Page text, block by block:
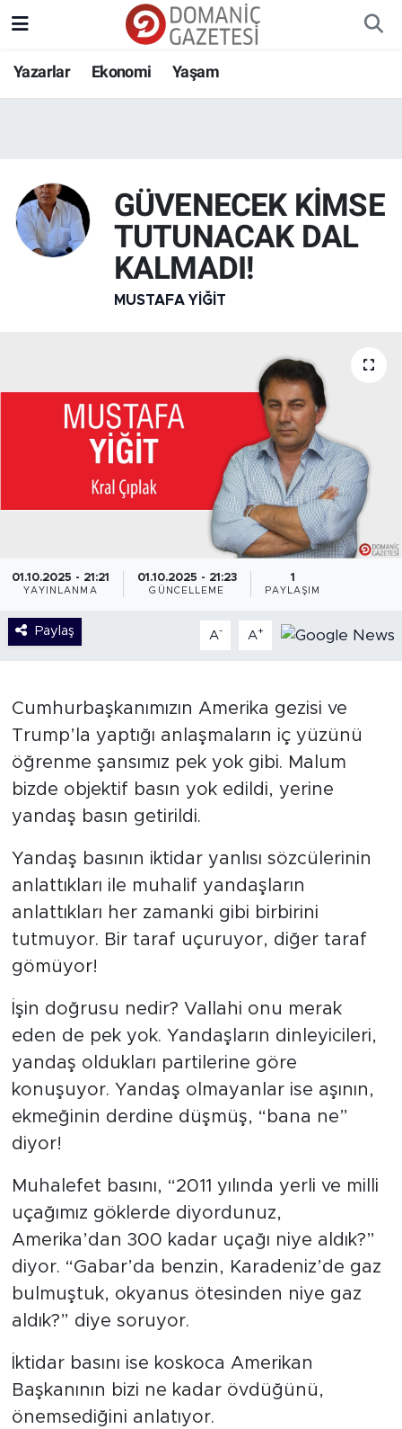
Yazarlar Ekonomi Yaşam
GÜVENECEK KİMSE
TUTUNACAK DAL
KALMADI!
MUSTAFA YIĞIT
01.10.2025 - 21:21
YAYINLANMA
01.10.2025 - 21:23
GÜNCELLEME
1
PAYLAŞIM
Paylaş A- A+
Cumhurbaşkanımızın Amerika gezisi ve
Trump’la yaptığı anlaşmaların iç yüzünü
öğrenme şansımız pek yok gibi. Malum
bizde objektif basın yok edildi, yerine
yandaş basın getirildi.
Yandaş basının iktidar yanlısı sözcülerinin
anlattıkları ile muhalif yandaşların
anlattıkları her zamanki gibi birbirini
tutmuyor. Bir taraf uçuruyor, diğer taraf
gömüyor!
İşin doğrusu nedir? Vallahi onu merak
eden de pek yok. Yandaşların dinleyicileri,
yandaş oldukları partilerine göre
konuşuyor. Yandaş olmayanlar ise aşının,
ekmeğinin derdine düşmüş, “bana ne”
diyor!
Muhalefet basını, “2011 yılında yerli ve milli
uçağımız göklerde diyordunuz,
Amerika’dan 300 kadar uçağı niye aldık?”
diyor. “Gabar’da benzin, Karadeniz’de gaz
bulmuştuk, okyanus ötesinden niye gaz
aldık?” diye soruyor.
İktidar basını ise koskoca Amerikan
Başkanının bizi ne kadar övdüğünü,
önemsediğini anlatıyor.